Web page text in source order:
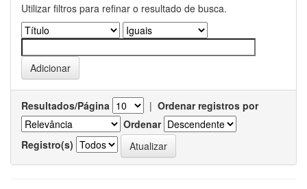
Utilizar filtros para refinar o resultado de busca.
Resultados/Página | Ordenar registros por
Ordenar
Registro(s)